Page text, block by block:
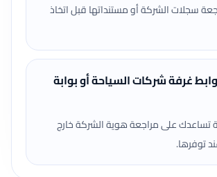
سجلات الشركة أو مستنداتها قبل اتخاذ
غرفة شركات السياحة أو بوابة
تساعدك على مراجعة هوية الشركة خارج
توفرها.